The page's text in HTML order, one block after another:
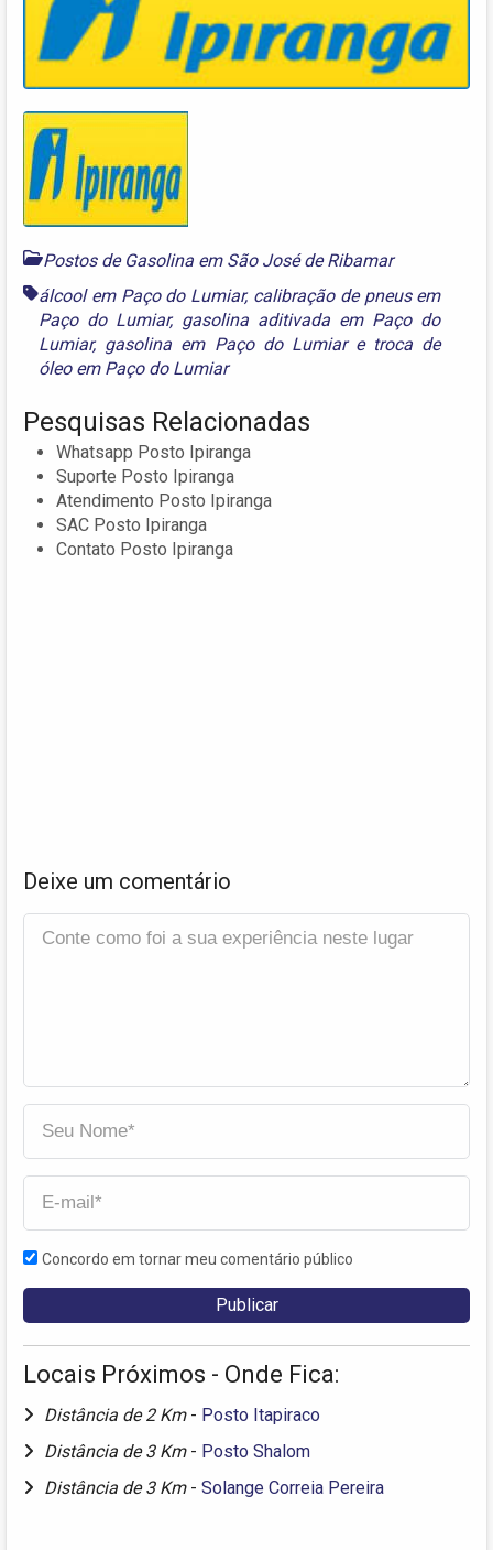
Postos de Gasolina em São José de Ribamar
álcool em Paço do Lumiar, calibração de pneus em
Paço do Lumiar, gasolina aditivada em Paço do
Lumiar, gasolina em Paço do Lumiare troca de
óleo em Paço do Lumiar
Pesquisas Relacionadas
Whatsapp Posto Ipiranga
Suporte Posto Ipiranga
Atendimento Posto Ipiranga
SAC Posto Ipiranga
Contato Posto Ipiranga
Deixe um comentário
Concordo em tornar meu comentário público
Locais Próximos - Onde Fica:
Distância de 2 Km - Posto Itapiraco
Distância de 3 Km - Posto Shalom
Distância de 3 Km - Solange Correia Pereira